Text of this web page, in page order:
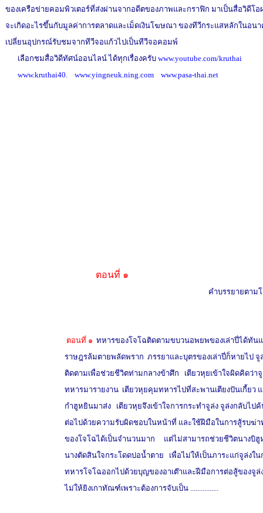
ของเครือข่ายคอมพิวเตอร์ที่ส่งผ่านจากอดีตของภาพและกราฟิก มาเป็นสื่อวิดีโ
จะเกิดอะไรขึ้นกับมูลค่าการตลาดและเม็ดเงินโฆษณา ของทีวีกระแสหลักในอน
เปลี่ยนอุปกรณ์รับชมจากทีวีจอแก้วไปเป็นทีวีจอคอมพ์
เลือกชมสื่อวิดีทัศน์ออนไลน์ ได้ทุกเรื่องครับ www.youtube.com/kruthai
www.kruthai40. www.yingneuk.ning.com
www.pasa-thai.net
ตอนที่ ๑ ต
คำบรรยายตาม
ตอนที่ ๑ ทหารของโจโฉติดตามขบวนอพยพของเล่าปี่ได้ทัน
ราษฎรล้มตายพลัดพราก ภรรยาและบุตรของเล่าปี่ก็หายไป จูล่
ติดตามเพื่อช่วยชีวิตท่ามกลางข้าศึก เตียวหุยเข้าใจผิดคิดว่า
ทหารมารายงาน เตียวหุยคุมทหารไปที่สะพานเตียงปันเกี้ยว แ
กำฮูหยินมาส่ง เตียวหุยจึงเข้าใจการกระทำจูล่ง จูล่งกลับไปค้
ต่อไปด้วยความรับผิดชอบในหน้าที่ และใช้ฝีมือในการสู้รบฆ่าท
ของโจโฉได้เป็นจำนวนมาก แต่ไม่สามารถช่วยชีวิตนางบิฮูห
นางตัดสินใจกระโดดบ่อน้ำตาย เพื่อไม่ให้เป็นภาระแก่จูล่งในก
ทหารโจโฉออกไปด้วยบุญของอาเต๊าและฝีมือการต่อสู้ของจูล่
ไม่ให้ยิงเกาทัณฑ์เพราะต้องการจับเป็น ................